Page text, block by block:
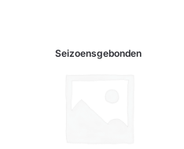
Seizoensgebonden